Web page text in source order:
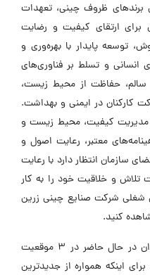
برندهای ظروف چینی، تعهدات
برای ارتقای کیفیت و رضایت
توسعه پایدار با بهره‌وری و
انسانی و تسلط بر فناوری‌های
سالم، حفاظت از محیط زیست،
کارکنان در ایمنی و بهداشت.
مدیریت کیفیت، محیط زیست و
معتبر، رعایت اصول و
سازمان انتظار دارد با رعایت
تلاش و خلاقیت خود را به کار
شغلی شرکت صنایع چینی زرین
کنید.
شرکت صنایع چینی زرین ایران در حال حاضر در ۳ موقعیت
اینکه همواره از جدیدترین